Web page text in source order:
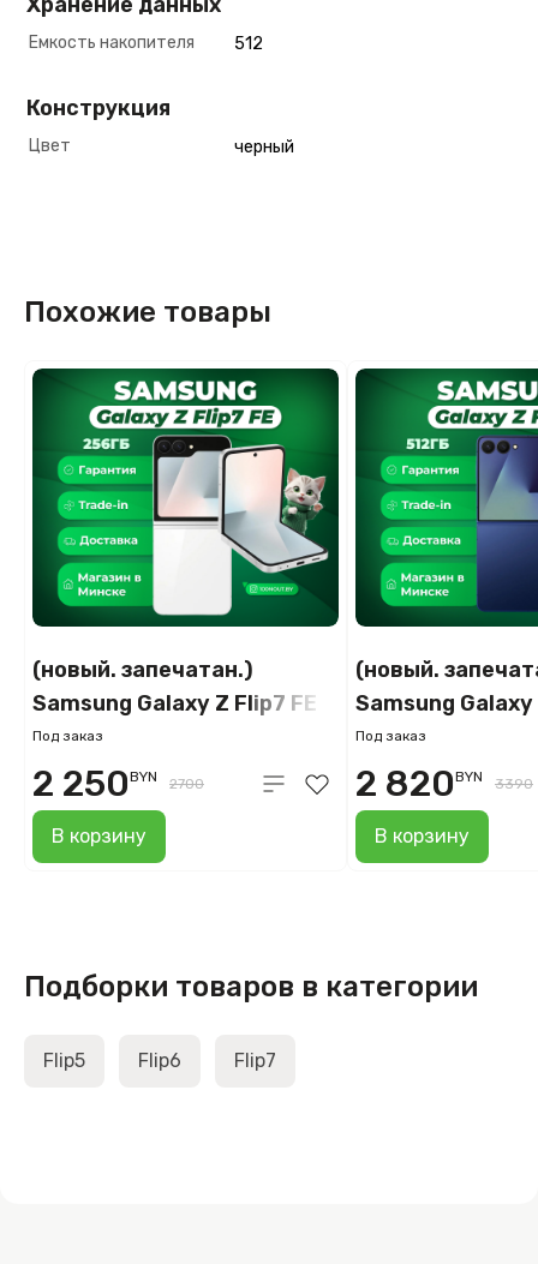
Емкость накопителя 512
Конструкция
Цвет черный
Похожие товары
(новый. запечатан.)
Samsung Galaxy Z Flip7 FE
SM-F761B 8GB/256GB
(белый)
Под заказ
В корзину
2 250BYN 2700
(новый.
Samsung Galaxy
F766B 12GB/
Под заказ
В корзину
2 820BYN 3390
Подборки товаров в категории
Flip5 Flip6 Flip7